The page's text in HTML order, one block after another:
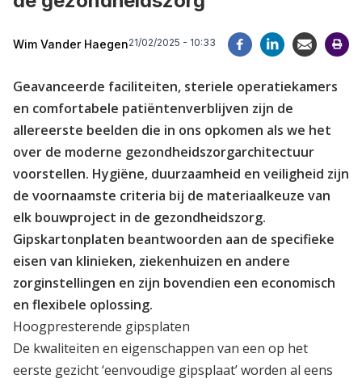
Wim Vander Haegen21/02/2025 - 10:33
Geavanceerde faciliteiten, steriele operatiekamers
en comfortabele patiëntenverblijven zijn de
allereerste beelden die in ons opkomen als we het
over de moderne gezondheidszorgarchitectuur
voorstellen. Hygiëne, duurzaamheid en veiligheid zijn
de voornaamste criteria bij de materiaalkeuze van
elk bouwproject in de gezondheidszorg.
Gipskartonplaten beantwoorden aan de specifieke
eisen van klinieken, ziekenhuizen en andere
zorginstellingen en zijn bovendien een economisch
en flexibele oplossing.
Hoogpresterende gipsplaten
De kwaliteiten en eigenschappen van een op het
eerste gezicht ‘eenvoudige gipsplaat’ worden al eens